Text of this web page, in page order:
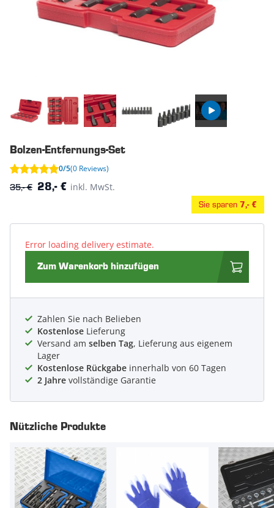
Bolzen-Entfernungs-Set
0/5(0 Reviews)
35,- € 28,- € inkl. MwSt.
Sie sparen 7,- €
Error loading delivery estimate.
Zum Warenkorb hinzufügen
Zahlen Sie nach Belieben
Kostenlose Lieferung
Versand am selben Tag, Lieferung aus eigenem
Lager
Kostenlose Rückgabe innerhalb von 60 Tagen
2 Jahre vollständige Garantie
Nützliche Produkte